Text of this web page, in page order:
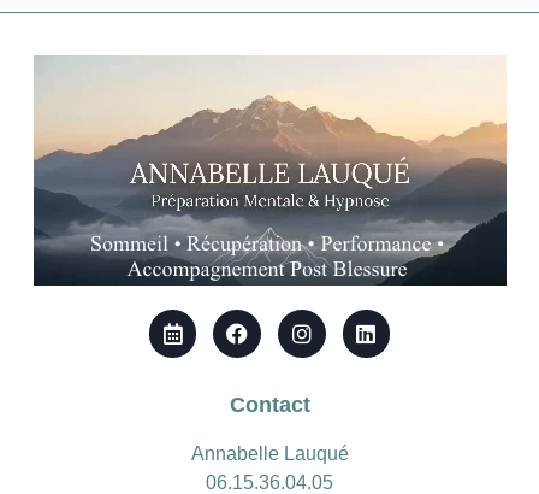
Contact
Annabelle Lauqué
06.15.36.04.05